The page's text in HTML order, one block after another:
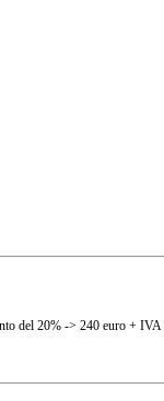
del 20% -> 240 euro +